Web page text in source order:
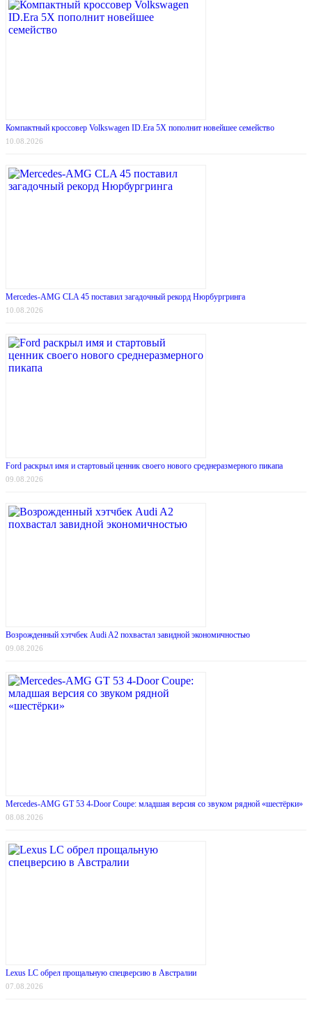
Компактный кроссовер Volkswagen ID.Era 5X пополнит новейшее семейство
10.08.2026
Mercedes-AMG CLA 45 поставил загадочный рекорд Нюрбургринга
10.08.2026
Ford раскрыл имя и стартовый ценник своего нового среднеразмерного пикапа
09.08.2026
Возрожденный хэтчбек Audi A2 похвастал завидной экономичностью
09.08.2026
Mercedes-AMG GT 53 4-Door Coupe: младшая версия со звуком рядной «шестёрки»
08.08.2026
Lexus LC обрел прощальную спецверсию в Австралии
07.08.2026